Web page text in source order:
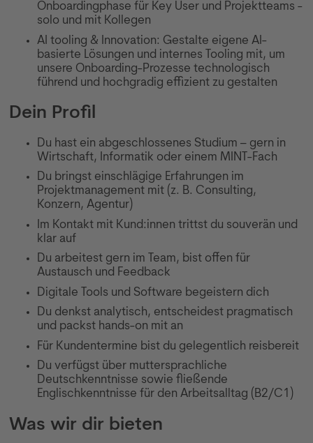
Onboardingphase für Key User und Projektteams -
solo und mit Kollegen
AI tooling & Innovation: Gestalte eigene AI-
basierte Lösungen und internes Tooling mit, um
unsere Onboarding-Prozesse technologisch
führend und hochgradig effizient zu gestalten
Dein Profil
Du hast ein abgeschlossenes Studium – gern in
Wirtschaft, Informatik oder einem MINT-Fach
Du bringst einschlägige Erfahrungen im
Projektmanagement mit (z. B. Consulting,
Konzern, Agentur)
Im Kontakt mit Kund:innen trittst du souverän und
klar auf
Du arbeitest gern im Team, bist offen für
Austausch und Feedback
Digitale Tools und Software begeistern dich
Du denkst analytisch, entscheidest pragmatisch
und packst hands-on mit an
Für Kundentermine bist du gelegentlich reisbereit
Du verfügst über muttersprachliche
Deutschkenntnisse sowie fließende
Englischkenntnisse für den Arbeitsalltag (B2/C1)
Was wir dir bieten